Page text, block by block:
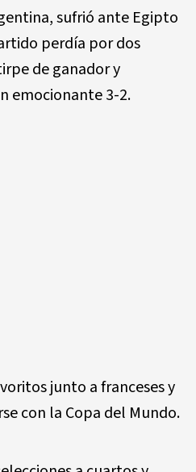
sufrió ante Egipto
perdía por dos
de ganador y
emocionante 3-2.
junto a franceses y
con la Copa del Mundo.